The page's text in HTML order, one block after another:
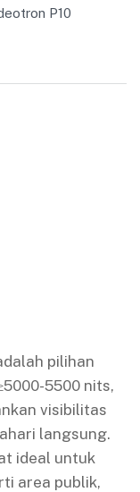
P10
pilihan
5500 nits,
visibilitas
langsung.
ideal untuk
area publik,